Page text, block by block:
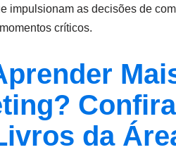
impulsionam as decisões de
críticos.
da